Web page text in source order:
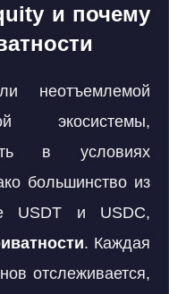
и почему
неотъемлемой
экосистемы,
в условиях
большинство из
USDT и USDC,
. Каждая
отслеживается,